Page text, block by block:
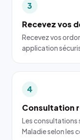
3
Recevez vos
Recevez vos
application
4
Consultation
Les consultations
Maladie selon les